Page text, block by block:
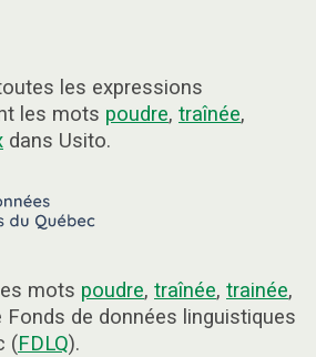
les expressions
les mots poudre, traînée,
dans Usito.
mots poudre, traînée, trainée,
Fonds de données linguistiques
(FDLQ).